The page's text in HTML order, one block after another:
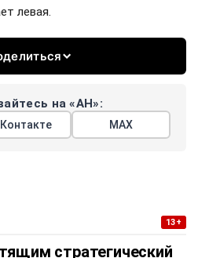
левая.
на «АН»:
МАХ
13+
стратегический